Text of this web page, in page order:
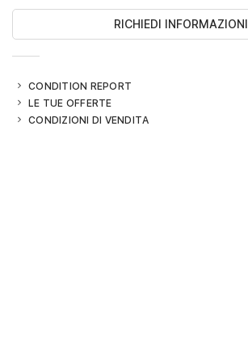
RICHIEDI INFORMAZIONI
CONDITION REPORT
LE TUE OFFERTE
CONDIZIONI DI VENDITA